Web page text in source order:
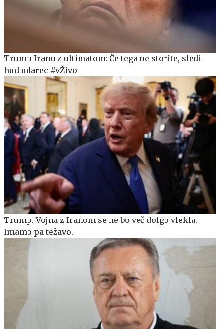
Trump Iranu z ultimatom: Če tega ne storite, sledi
hud udarec #vŽivo
Trump: Vojna z Iranom se ne bo več dolgo vlekla.
Imamo pa težavo.